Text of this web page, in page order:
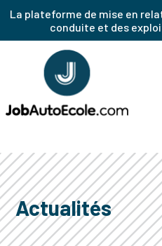
La plateforme de mise en
conduite et des
Actualités